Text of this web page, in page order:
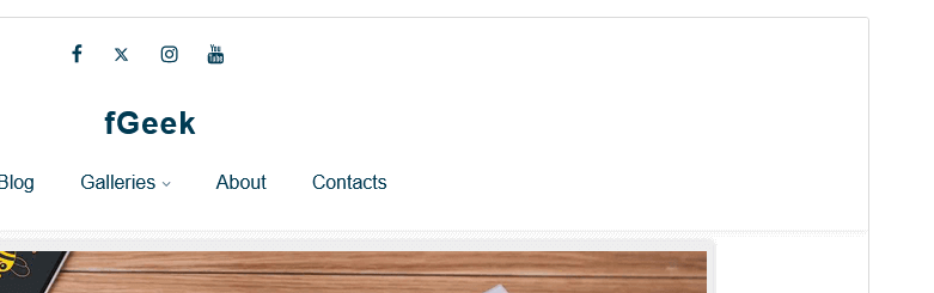
Página de inicio del tema